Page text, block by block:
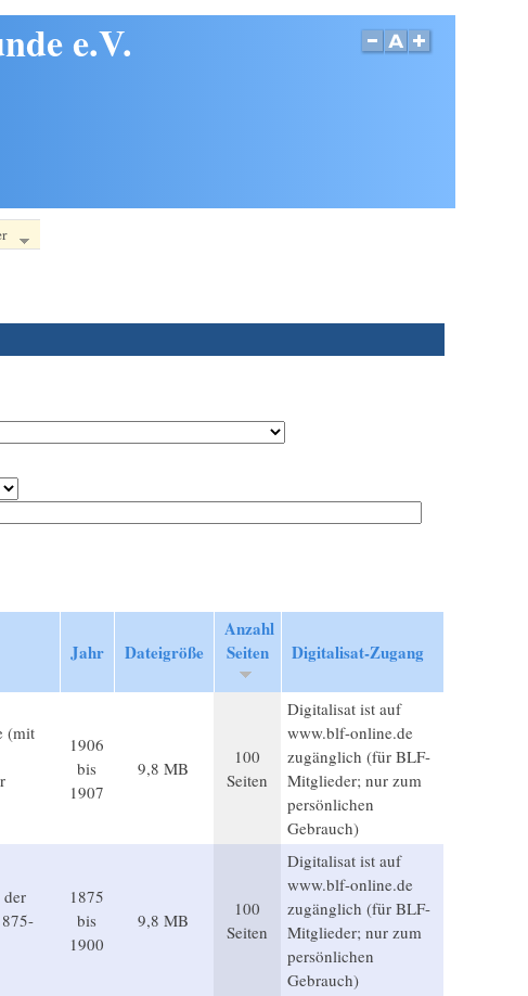
e.V.
Jahr Dateigröße
Anzahl
Seiten
Digitalisat-Zugang
(mit
1906
bis
1907
9,8 MB
100
Seiten
Digitalisat ist auf
www.blf-online.de
zugänglich (für BLF-
Mitglieder; nur zum
persönlichen
Gebrauch)
der
1875
bis
1900
9,8 MB
100
Seiten
Digitalisat ist auf
www.blf-online.de
zugänglich (für BLF-
Mitglieder; nur zum
persönlichen
Gebrauch)